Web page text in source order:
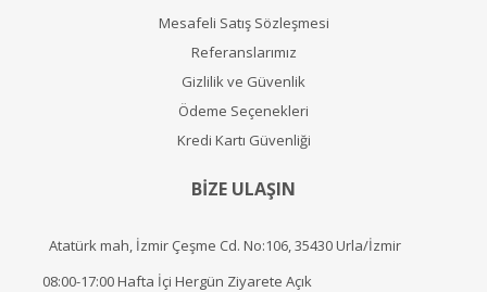
Mesafeli Satış Sözleşmesi
Referanslarımız
Gizlilik ve Güvenlik
Ödeme Seçenekleri
Kredi Kartı Güvenliği
BİZE ULAŞIN
Atatürk mah, İzmir Çeşme Cd. No:106, 35430 Urla/İzmir
08:00-17:00 Hafta İçi Hergün Ziyarete Açık